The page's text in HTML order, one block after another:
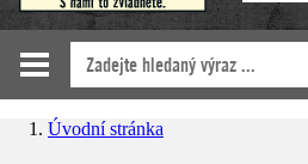
Úvodní stránka